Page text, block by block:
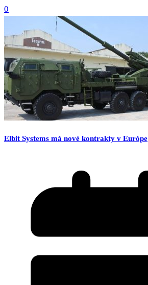
0
Elbit Systems má nové kontrakty v Európe